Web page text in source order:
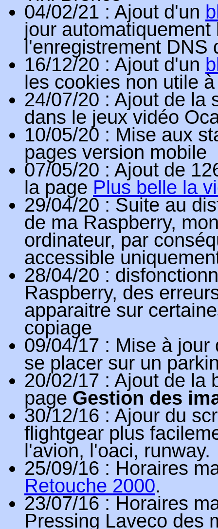
04/02/21 : Ajout d'un
jour
l'enregistrement DNS
16/12/20 : Ajout d'un
les cookies non utile
24/07/20 : Ajout de la
dans le jeux vidéo
10/05/20 : Mise aux
pages version mobile
07/05/20 : Ajout de
la page Plus belle la
29/04/20 : Suite au
de ma Raspberry,
ordinateur, par
accessible
28/04/20 :
Raspberry, des
apparaitre sur
copiage
09/04/17 : Mise à
se placer sur un
20/02/17 : Ajout de la
page Gestion des
30/12/16 : Ajour du
flightgear plus
l'avion, l'oaci, runway.
25/09/16 : Horaires
Retouche 2000.
23/07/16 : Horaires
Pressing Laveco des